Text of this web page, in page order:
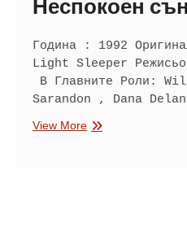
Неспокоен сън
Година : 1992
Light Sleeper
В Главните Роли:
Sarandon , Dana
View MoreНеспокоен